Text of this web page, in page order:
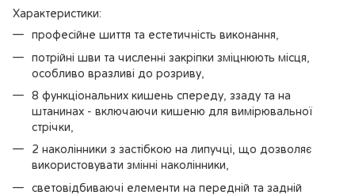
Характеристики:
професійне шиття та естетичність виконання,
потрійні шви та численні закріпки зміцнюють місця,
особливо вразливі до розриву,
8 функціональних кишень спереду, ззаду та на
штанинах - включаючи кишеню для вимірювальної
стрічки,
2 наколінники з застібкою на липучці, що дозволяє
використовувати змінні наколінники,
световідбиваючі елементи на передній та задній